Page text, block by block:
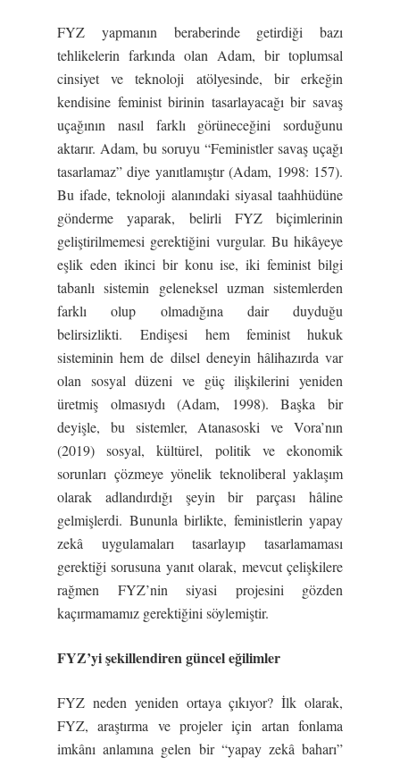
FYZ yapmanın beraberinde getirdiği bazı
tehlikelerin farkında olan Adam, bir toplumsal
cinsiyet ve teknoloji atölyesinde, bir erkeğin
kendisine feminist birinin tasarlayacağı bir savaş
uçağının nasıl farklı görüneceğini sorduğunu
aktarır. Adam, bu soruyu “Feministler savaş uçağı
tasarlamaz” diye yanıtlamıştır (Adam, 1998: 157).
Bu ifade, teknoloji alanındaki siyasal taahhüdüne
gönderme yaparak, belirli FYZ biçimlerinin
geliştirilmemesi gerektiğini vurgular. Bu hikâyeye
eşlik eden ikinci bir konu ise, iki feminist bilgi
tabanlı sistemin geleneksel uzman sistemlerden
farklı olup olmadığına dair duyduğu
belirsizlikti. Endişesi hem feminist hukuk
sisteminin hem de dilsel deneyin hâlihazırda var
olan sosyal düzeni ve güç ilişkilerini yeniden
üretmiş olmasıydı (Adam, 1998). Başka bir
deyişle, bu sistemler, Atanasoski ve Vora’nın
(2019) sosyal, kültürel, politik ve ekonomik
sorunları çözmeye yönelik teknoliberal yaklaşım
olarak adlandırdığı şeyin bir parçası hâline
gelmişlerdi. Bununla birlikte, feministlerin yapay
zekâ uygulamaları tasarlayıp tasarlamaması
gerektiği sorusuna yanıt olarak, mevcut çelişkilere
rağmen FYZ’nin siyasi projesini gözden
kaçırmamamız gerektiğini söylemiştir.
FYZ’yi şekillendiren güncel eğilimler
FYZ neden yeniden ortaya çıkıyor? İlk olarak,
FYZ, araştırma ve projeler için artan fonlama
imkânı anlamına gelen bir “yapay zekâ baharı”